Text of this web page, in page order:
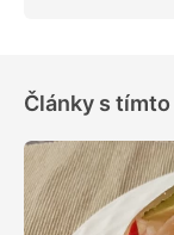
Články s